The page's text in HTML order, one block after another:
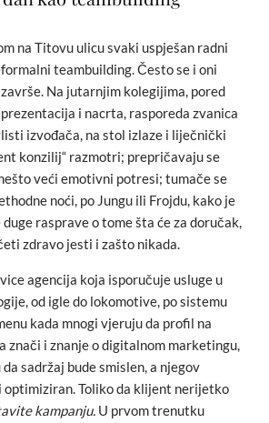
na Titovu ulicu svaki uspješan radni
teambuilding. Često se i oni
Na jutarnjim kolegijima, pored
i nacrta, rasporeda zvanica
izvođača, na stol izlaze i liječnički
konzilij“ razmotri; prepričavaju se
veći emotivni potresi; tumače se
noći, po Jungu ili Frojdu, kako je
duge rasprave o tome šta će za doručak,
zdravo jesti i zašto nikada.
agencija koja isporučuje usluge u
od igle do lokomotive, po sistemu
kada mnogi vjeruju da profil na
znači i znanje o digitalnom marketingu,
sadržaj bude smislen, a njegov
optimiziran. Toliko da klijent nerijetko
kampanju. U prvom trenutku